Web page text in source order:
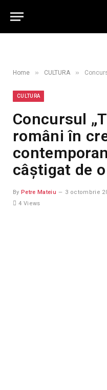
Home » CULTURA » Concursul
CULTURA
Concursul
români în
câștigat de
By Petre Mateiu 3 octombrie
4Views